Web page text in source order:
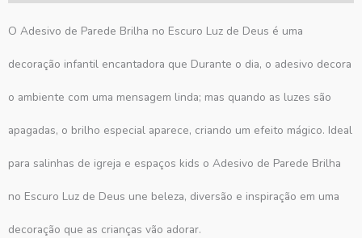
O Adesivo de Parede Brilha no Escuro Luz de Deus é uma
decoração infantil encantadora que Durante o dia, o adesivo decora
o ambiente com uma mensagem linda; mas quando as luzes são
apagadas, o brilho especial aparece, criando um efeito mágico. Ideal
para salinhas de igreja e espaços kids o Adesivo de Parede Brilha
no Escuro Luz de Deus une beleza, diversão e inspiração em uma
decoração que as crianças vão adorar.